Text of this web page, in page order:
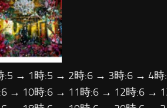
:5 → 1時:5 → 2時:6 → 3時:6 → 4
→ 10時:6 → 11時:6 → 12時:6 →